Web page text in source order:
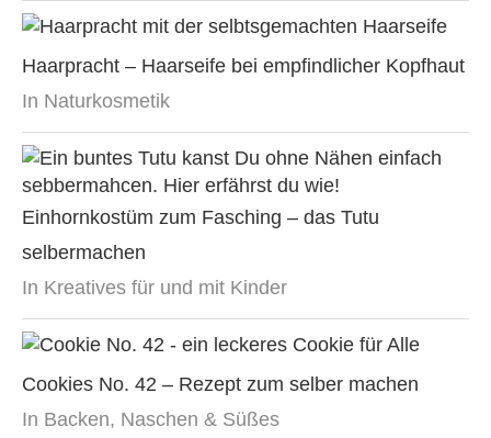
Haarpracht – Haarseife bei empfindlicher Kopfhaut
In Naturkosmetik
Einhornkostüm zum Fasching – das Tutu
selbermachen
In Kreatives für und mit Kinder
Cookies No. 42 – Rezept zum selber machen
In Backen, Naschen & Süßes